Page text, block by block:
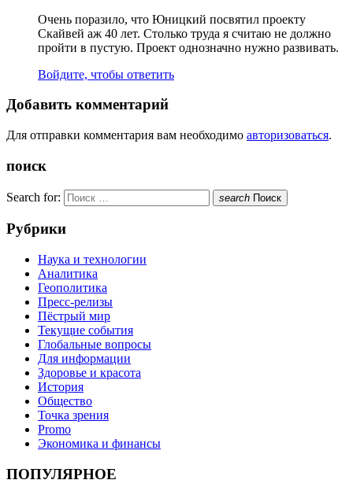
Очень поразило, что Юницкий посвятил проекту
Скайвей аж 40 лет. Столько труда я считаю не должно
пройти в пустую. Проект однозначно нужно развивать.
Войдите, чтобы ответить
Добавить комментарий
Для отправки комментария вам необходимо авторизоваться.
поиск
Search for: search Поиск
Рубрики
Наука и технологии
Аналитика
Геополитика
Пресс-релизы
Пёстрый мир
Текущие события
Глобальные вопросы
Для информации
Здоровье и красота
История
Общество
Точка зрения
Promo
Экономика и финансы
ПОПУЛЯРНОЕ